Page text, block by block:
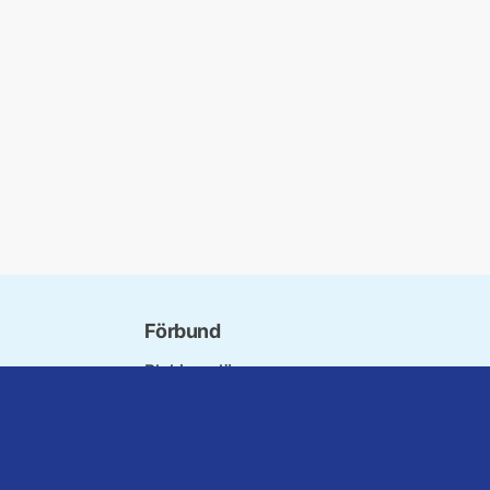
Förbund
Blekinge län